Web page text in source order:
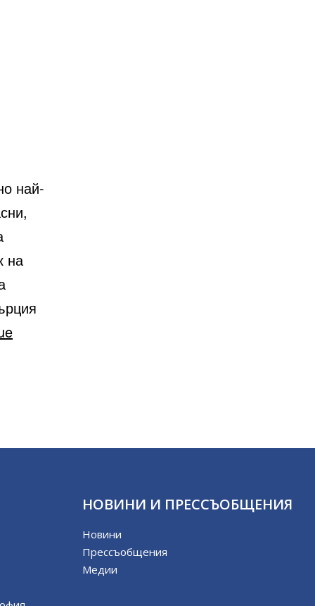
най-
на
НОВИНИ И ПРЕССЪОБЩЕНИЯ
Новини
Прессъобщения
Медии